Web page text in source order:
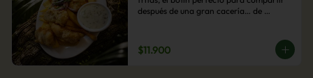
después de una gran cacería… de
$11.900